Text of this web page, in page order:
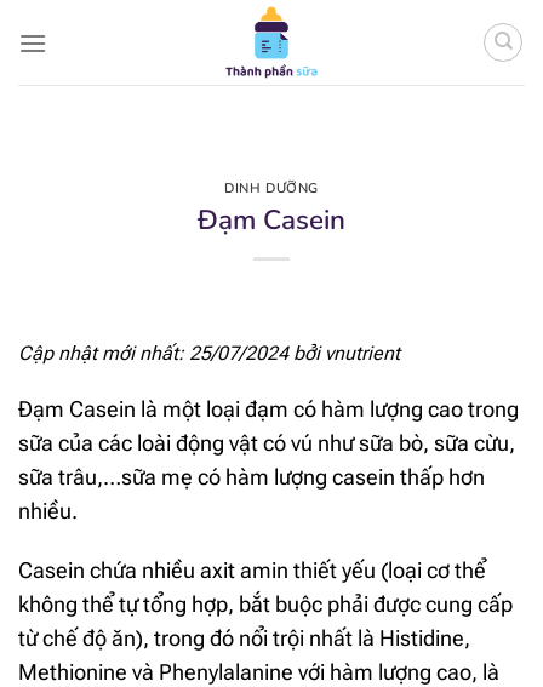
qua
DINH DƯỠNG
Đạm Casein
Cập nhật mới nhất: 25/07/2024 bởi vnutrient
Đạm Casein là một loại đạm có hàm lượng cao trong
sữa của các loài động vật có vú như sữa bò, sữa cừu,
sữa trâu,…sữa mẹ có hàm lượng casein thấp hơn
nhiều.
Casein chứa nhiều axit amin thiết yếu (loại cơ thể
không thể tự tổng hợp, bắt buộc phải được cung cấp
từ chế độ ăn), trong đó nổi trội nhất là Histidine,
Methionine và Phenylalanine với hàm lượng cao, là